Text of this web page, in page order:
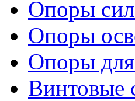
Опоры
Опоры
Опоры
Винтовые